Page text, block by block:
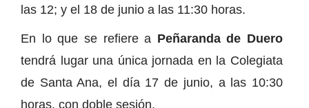
las 12; y el 18 de junio a las 11:30 horas.
En lo que se refiere a Peñaranda de Duero
tendrá lugar una única jornada en la Colegiata
de Santa Ana, el día 17 de junio, a las 10:30
horas, con doble sesión.